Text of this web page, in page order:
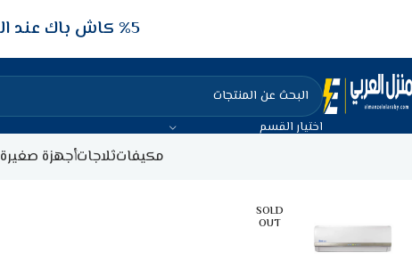
5‎% كاش باك عند الدفع عن طريق الفيزا البنكيه
اختيار القسم
مكيفاتثلاجاتأجهزة صغيرة
SOLD
OUT